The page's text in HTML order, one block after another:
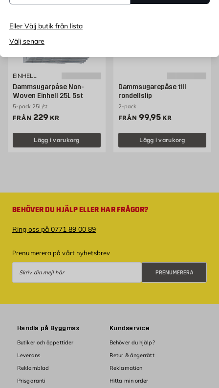
Eller Välj butik från lista
Välj senare
EINHELL
Dammsugarpåse Non-
Woven Einhell 25L 5st
5-pack 25L/st
FRÅN Pris 229 kr
229 KR
Lägg i varukorg
Dammsugarepåse till
rondellslip
2-pack
FRÅN Pris 99.95 kr
99,95 KR
Lägg i varukorg
BEHÖVER DU HJÄLP ELLER HAR FRÅGOR?
Ring oss på 0771 89 00 89
Prenumerera på vårt nyhetsbrev
PRENUMERERA
Handla på Byggmax
Butiker och öppettider
Leverans
Reklamblad
Prisgaranti
Kundservice
Behöver du hjälp?
Retur & ångerrätt
Reklamation
Hitta min order